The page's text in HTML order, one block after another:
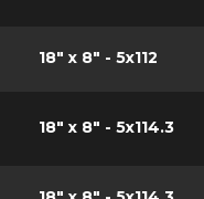
18" x 8" - 5x112
18" x 8" - 5x114.3